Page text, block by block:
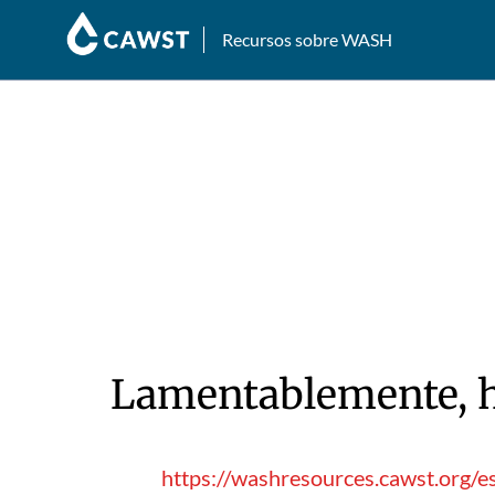
Recursos sobre WASH
Lamentablemente,
https://